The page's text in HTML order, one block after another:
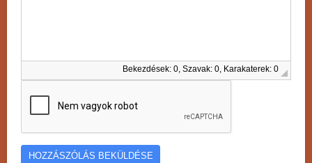
Bekezdések: 0, Szavak: 0, Karakaterek: 0